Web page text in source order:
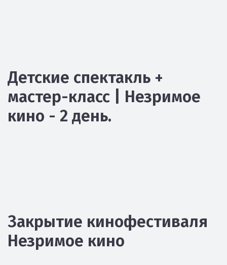
Детские спектакль +
мастер-класс | Незримое
кино - 2 день.
Закрытие кинофестиваля
Незримое кино